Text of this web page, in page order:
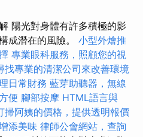
陽光對身體有許多積極的影
成潛在的風險。 小型外燴推
專業眼科服務，照顧您的視
找專業的清潔公司來改善環境
日常財務 藍芽助聽器，無線
便 腳部按摩 HTML語言與
掃阿姨的價格，提供透明報價
添美味 律師公會網站，查詢